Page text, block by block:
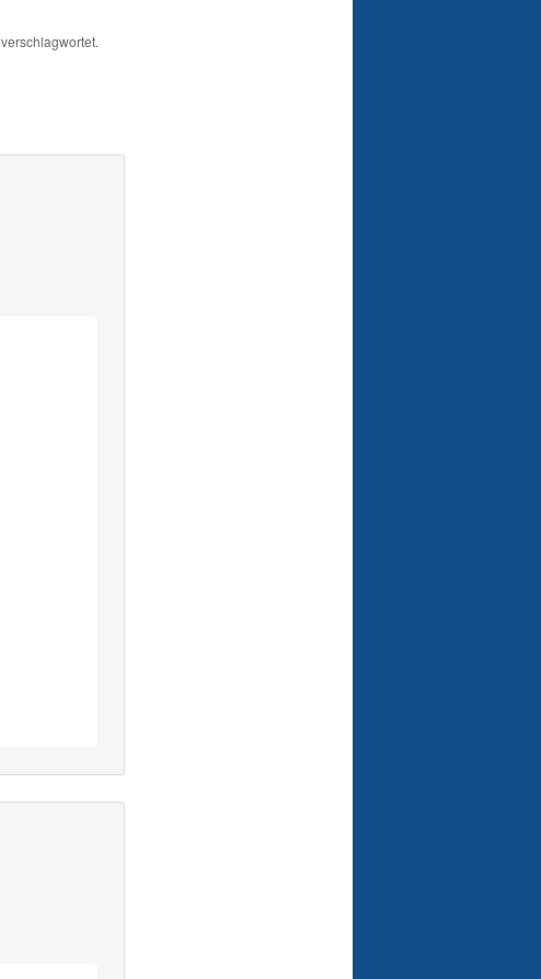
verschlagwortet.